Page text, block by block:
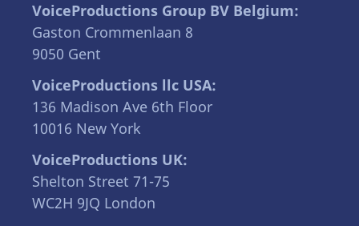
VoiceProductions Group BV Belgium:
Gaston Crommenlaan 8
9050 Gent
VoiceProductions llc USA:
136 Madison Ave 6th Floor
10016 New York
VoiceProductions UK:
Shelton Street 71-75
WC2H 9JQ London